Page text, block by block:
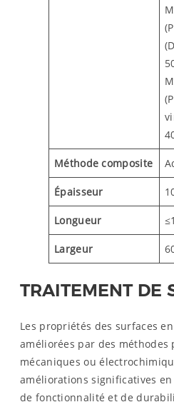
Méthode composite
Épaisseur
Longueur
Largeur
TRAITEMENT DE
Les propriétés des surfaces
améliorées par des méthodes
mécaniques ou
améliorations significatives en
de fonctionnalité et de